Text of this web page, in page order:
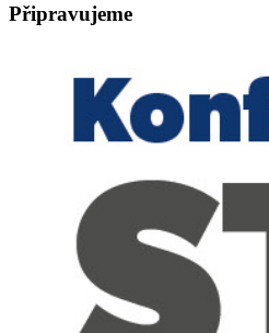
Připravujeme